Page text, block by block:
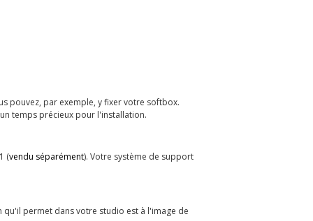
pouvez, par exemple, y fixer votre softbox.
temps précieux pour l'installation.
(vendu séparément). Votre système de support
qu'il permet dans votre studio est à l'image de